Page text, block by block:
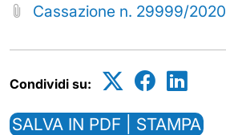
Cassazione n. 29999/2020
Condividi su:
SALVA IN PDF | STAMPA